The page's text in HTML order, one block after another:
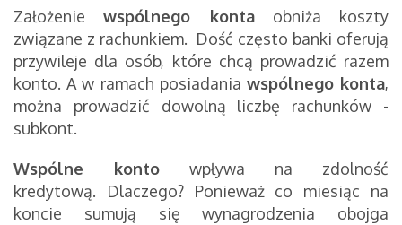
Założeniewspólnego kontaobniża koszty
związane z rachunkiem. Dość często banki oferują
przywileje dla osób, które chcą prowadzić razem
konto. A w ramach posiadania wspólnego konta,
można prowadzić dowolną liczbę rachunków -
subkont.
Wspólne konto wpływa na zdolność
kredytową. Dlaczego? Ponieważ co miesiąc na
koncie sumują się wynagrodzenia obojga